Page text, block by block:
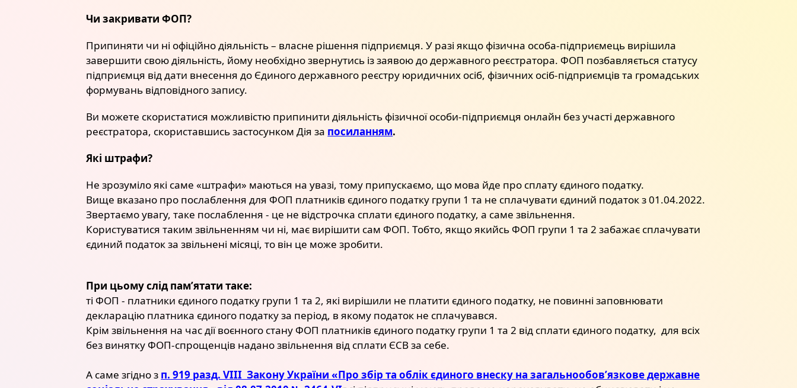
Чи закривати ФОП?
Припиняти чи ні офіційно діяльність – власне рішення підприємця. У разі якщо фізична особа-підприємець вирішила
завершити свою діяльність, йому необхідно звернутись із заявою до державного реєстратора. ФОП позбавляється статусу
підприємця від дати внесення до Єдиного державного реєстру юридичних осіб, фізичних осіб-підприємців та громадських
формувань відповідного запису.
Ви можете скористатися можливістю припинити діяльність фізичної особи-підприємця онлайн без участі державного
реєстратора, скориставшись застосунком Дія за посиланням.
Які штрафи?
Не зрозуміло які саме «штрафи» маються на увазі, тому припускаємо, що мова йде про сплату єдиного податку.
Вище вказано про послаблення для ФОП платників єдиного податку групи 1 та не сплачувати єдиний податок з 01.04.2022.
Звертаємо увагу, таке послаблення - це не відстрочка сплати єдиного податку, а саме звільнення.
Користуватися таким звільненням чи ні, має вирішити сам ФОП. Тобто, якщо якийсь ФОП групи 1 та 2 забажає сплачувати
єдиний податок за звільнені місяці, то він це може зробити.
При цьому слід пам’ятати таке:
ті ФОП - платники єдиного податку групи 1 та 2, які вирішили не платити єдиного податку, не повинні заповнювати
декларацію платника єдиного податку за період, в якому податок не сплачувався.
Крім звільнення на час дії воєнного стану ФОП платників єдиного податку групи 1 та 2 від сплати єдиного податку, для всіх
без винятку ФОП-спрощенців надано звільнення від сплати ЄСВ за себе.
А саме згідно з п. 919 разд. VIII Закону України «Про збір та облік єдиного внеску на загальнообов’язкове державне